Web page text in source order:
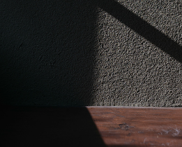
ご宿泊予約